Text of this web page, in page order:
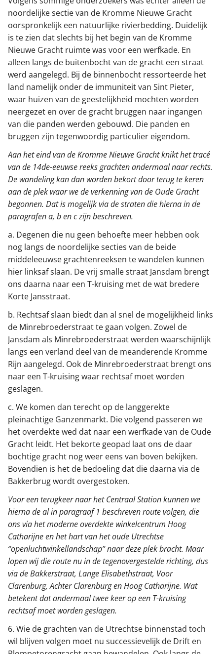
noordelijke sectie van de Kromme Nieuwe Gracht
oorspronkelijk een natuurlijke rivierbedding. Duidelijk
is te zien dat slechts bij het begin van de Kromme
Nieuwe Gracht ruimte was voor een werfkade. En
alleen langs de buitenbocht van de gracht een straat
werd aangelegd. Bij de binnenbocht ressorteerde het
land namelijk onder de immuniteit van Sint Pieter,
waar huizen van de geestelijkheid mochten worden
neergezet en over de gracht bruggen naar ingangen
van die panden werden gebouwd. Die panden en
bruggen zijn tegenwoordig particulier eigendom.
Aan het eind van de Kromme Nieuwe Gracht knikt het tracé
van de 14de-eeuwse reeks grachten andermaal naar rechts.
De wandeling kan dan worden bekort door terug te keren
aan de plek waar we de verkenning van de Oude Gracht
begonnen. Dat is mogelijk via de straten die hierna in de
paragrafen a, b en c zijn beschreven.
a. Degenen die nu geen behoefte meer hebben ook
nog langs de noordelijke secties van de beide
middeleeuwse grachtenreeksen te wandelen kunnen
hier linksaf slaan. De vrij smalle straat Jansdam brengt
ons daarna naar een T-kruising met de wat bredere
Korte Jansstraat.
b. Rechtsaf slaan biedt dan al snel de mogelijkheid links
de Minrebroederstraat te gaan volgen. Zowel de
Jansdam als Minrebroederstraat werden waarschijnlijk
langs een verland deel van de meanderende Kromme
Rijn aangelegd. Ook de Minrebroederstraat brengt ons
naar een T-kruising waar rechtsaf moet worden
geslagen.
c. We komen dan terecht op de langgerekte
pleinachtige Ganzenmarkt. Die volgend passeren we
het overdekte wed dat naar een werfkade van de Oude
Gracht leidt. Het bekorte geopad laat ons de daar
bochtige gracht nog weer eens van boven bekijken.
Bovendien is het de bedoeling dat die daarna via de
Bakkerbrug wordt overgestoken.
Voor een terugkeer naar het Centraal Station kunnen we
hierna de al in paragraaf 1 beschreven route volgen, die
ons via het moderne overdekte winkelcentrum Hoog
Catharijne en het hart van het oude Utrechtse
“openluchtwinkellandschap” naar deze plek bracht. Maar
lopen wij die route nu in de tegenovergestelde richting, dus
via de Bakkerstraat, Lange Elisabethstraat, Voor
Clarenburg, Achter Clarenburg en Hoog Catharijne. Wat
betekent dat andermaal twee keer op een T-kruising
rechtsaf moet worden geslagen.
6. Wie de grachten van de Utrechtse binnenstad toch
wil blijven volgen moet nu successievelijk de Drift en